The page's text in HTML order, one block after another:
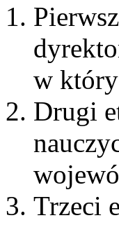
w
Drugi
Trzeci